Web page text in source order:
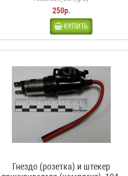
каравана, кемпера
250р.
КУПИТЬ
Гнездо (розетка) и штекер